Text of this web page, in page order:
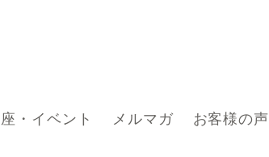
・イベント メルマガ お客様の声